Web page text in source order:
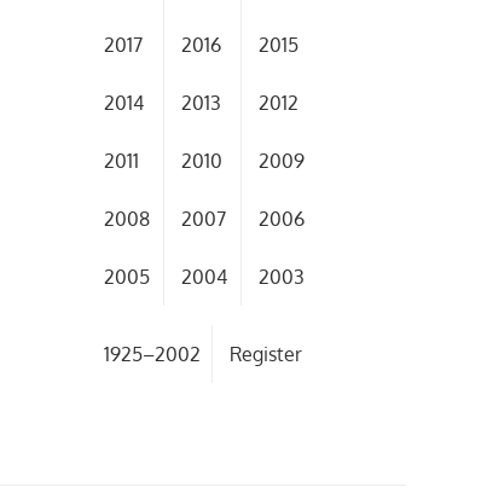
2017 2016 2015
2014 2013 2012
2011 2010 2009
2008 2007 2006
2005 2004 2003
1925–2002 Register